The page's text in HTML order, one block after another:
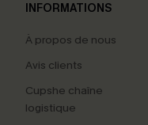
INFORMATIONS
À propos de nous
Avis clients
Cupshe chaîne
logistique